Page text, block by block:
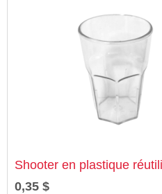
Shooter en plastique
0,35 $